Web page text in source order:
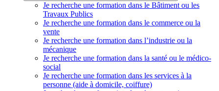
Je recherche une formation dans le Bâtiment ou les
Travaux Publics
Je recherche une formation dans le commerce ou la
vente
Je recherche une formation dans l’industrie ou la
mécanique
Je recherche une formation dans la santé ou le médico-
social
Je recherche une formation dans les services à la
personne (aide à domicile, coiffure)